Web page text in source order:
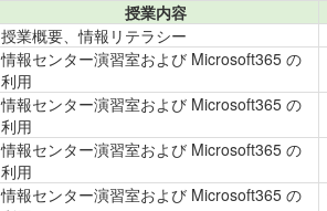
授業内容
授業概要、情報リテラシー
情報センター演習室および Microsoft365 の
利用
情報センター演習室および Microsoft365 の
利用
情報センター演習室および Microsoft365 の
利用
情報センター演習室および Microsoft365 の